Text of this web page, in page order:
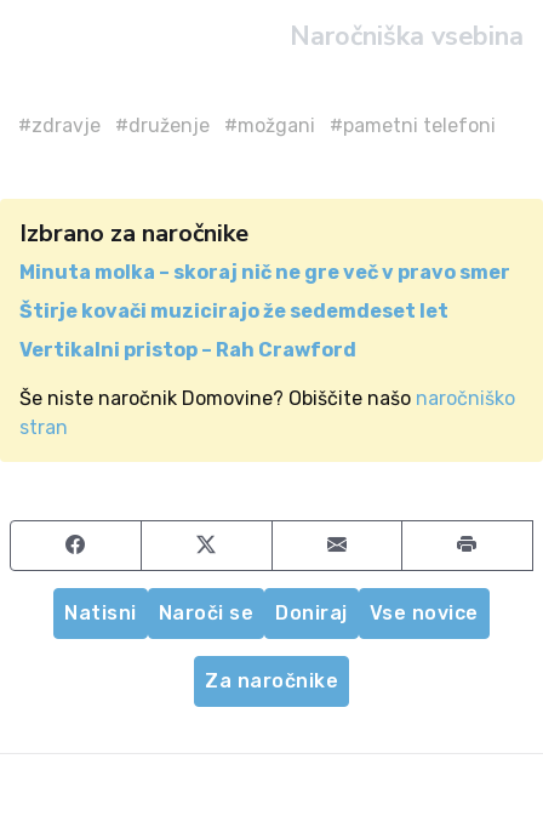
Naročniška vsebina
#zdravje #druženje #možgani #pametni telefoni
Izbrano za naročnike
Minuta molka – skoraj nič ne gre več v pravo smer
Štirje kovači muzicirajo že sedemdeset let
Vertikalni pristop – Rah Crawford
Še niste naročnik Domovine? Obiščite našo naročniško
stran
Share on FacebookShare on TwitterShare by email
Natisni Naroči se Doniraj Vse novice
Za naročnike